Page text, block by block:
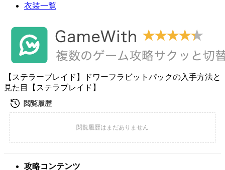
衣装一覧
【ステラーブレイド】ドワーフラビットパックの入手方法と
見た目【ステラブレイド】
攻略コンテンツ